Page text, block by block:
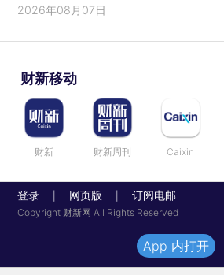
2026年08月07日
财新移动
财新 财新周刊 Caixin
登录 网页版 订阅电邮
Copyright 财新网 All Rights Reserved
App 内打开